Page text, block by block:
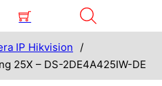
IP Hikvision
/
25X – DS-2DE4A425IW-DE